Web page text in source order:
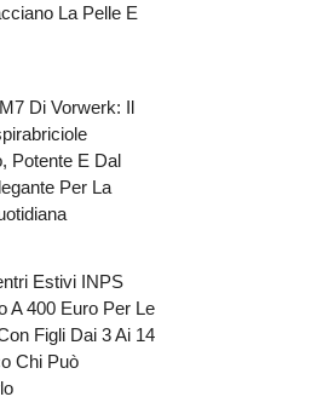
La Pelle E
Di Vorwerk: Il
Potente E Dal
Per La
Estivi INPS
A 400 Euro Per Le
Figli Dai 3 Ai 14
Chi Può